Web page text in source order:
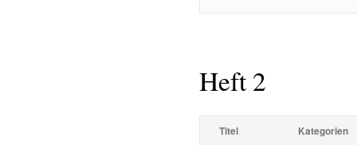
Heft 2
Titel Kategorien